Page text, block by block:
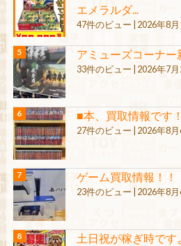
エメラルダ...
47件のビュー 2026年8
アミューズコーナー
33件のビュー 2026年7
■本、買取情報です
27件のビュー 2026年8
ゲーム買取情報！！
23件のビュー 2026年8
土日祝が稼ぎ時です